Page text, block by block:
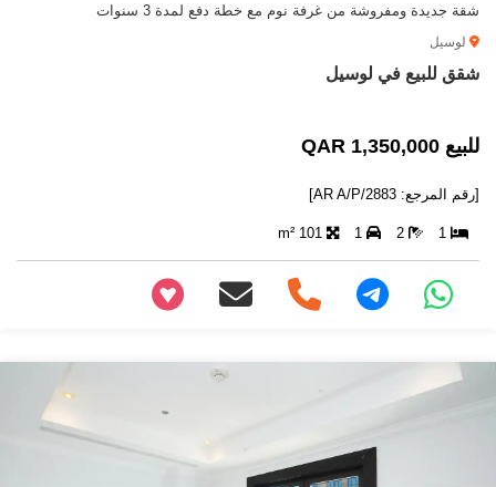
شقة جديدة ومفروشة من غرفة نوم مع خطة دفع لمدة 3 سنوات
لوسيل
شقق للبيع في لوسيل
للبيع 1,350,000 QAR
[رقم المرجع: AR A/P/2883]
1
2
1
101 m²